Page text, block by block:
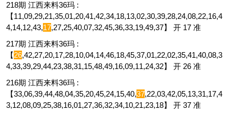
218期 江西来料36玛 :
【11,09,29,21,35,01,20,41,42,34,18,13,02,30,39,28,24,08,22,16,4
4,14,12,43,17,27,25,40,07,32,45,36,33,19,49,37】 开 17 准
217期 江西来料36玛 :
【26,42,27,20,17,28,10,04,14,46,18,45,37,01,22,02,35,41,40,08,3
4,33,39,29,44,23,38,31,15,48,49,16,09,11,24,32】 开 26 准
216期 江西来料36玛 :
【33,06,39,44,48,04,35,20,45,24,15,40,37,22,03,42,05,13,31,17,4
3,12,08,09,25,38,16,01,27,36,32,34,10,21,23,18】 开 37 准